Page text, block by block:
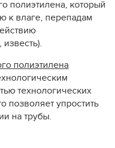
полиэтилена, который
к влаге, перепадам
полиэтилена
технологических
позволяет упростить
на трубы.